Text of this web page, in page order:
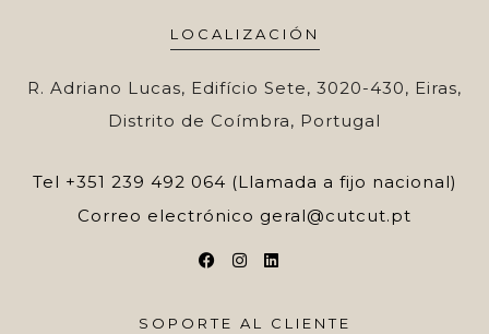
LOCALIZACIÓN
R. Adriano Lucas, Edifício Sete, 3020-430, Eiras,
Distrito de Coímbra, Portugal
Tel +351 239 492 064 (Llamada a fijo nacional)
Correo electrónico geral@cutcut.pt
SOPORTE AL CLIENTE